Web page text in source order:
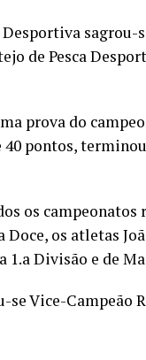
sagrou-
de Pesca
prova do
pontos,
os campeonatos
Doce, os atletas
1.a Divisão e de
se Vice-Campeão